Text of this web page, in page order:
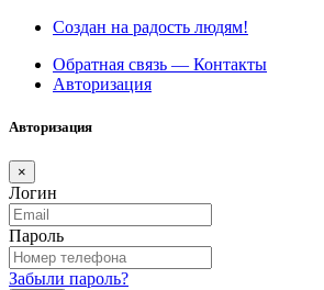
Создан на радость людям!
Обратная связь — Контакты
Авторизация
Авторизация
×
Логин
Пароль
Забыли пароль?